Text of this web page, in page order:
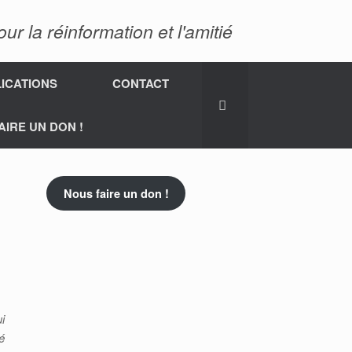
la réinformation et l'amitié
CONTACT
UN DON !
Nous faire un don !